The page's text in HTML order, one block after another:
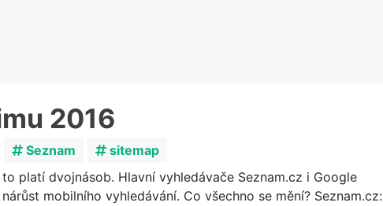
2016
Seznam
sitemap
platí dvojnásob. Hlavní vyhledávače Seznam.cz i Google
mobilního vyhledávání. Co všechno se mění? Seznam.cz: